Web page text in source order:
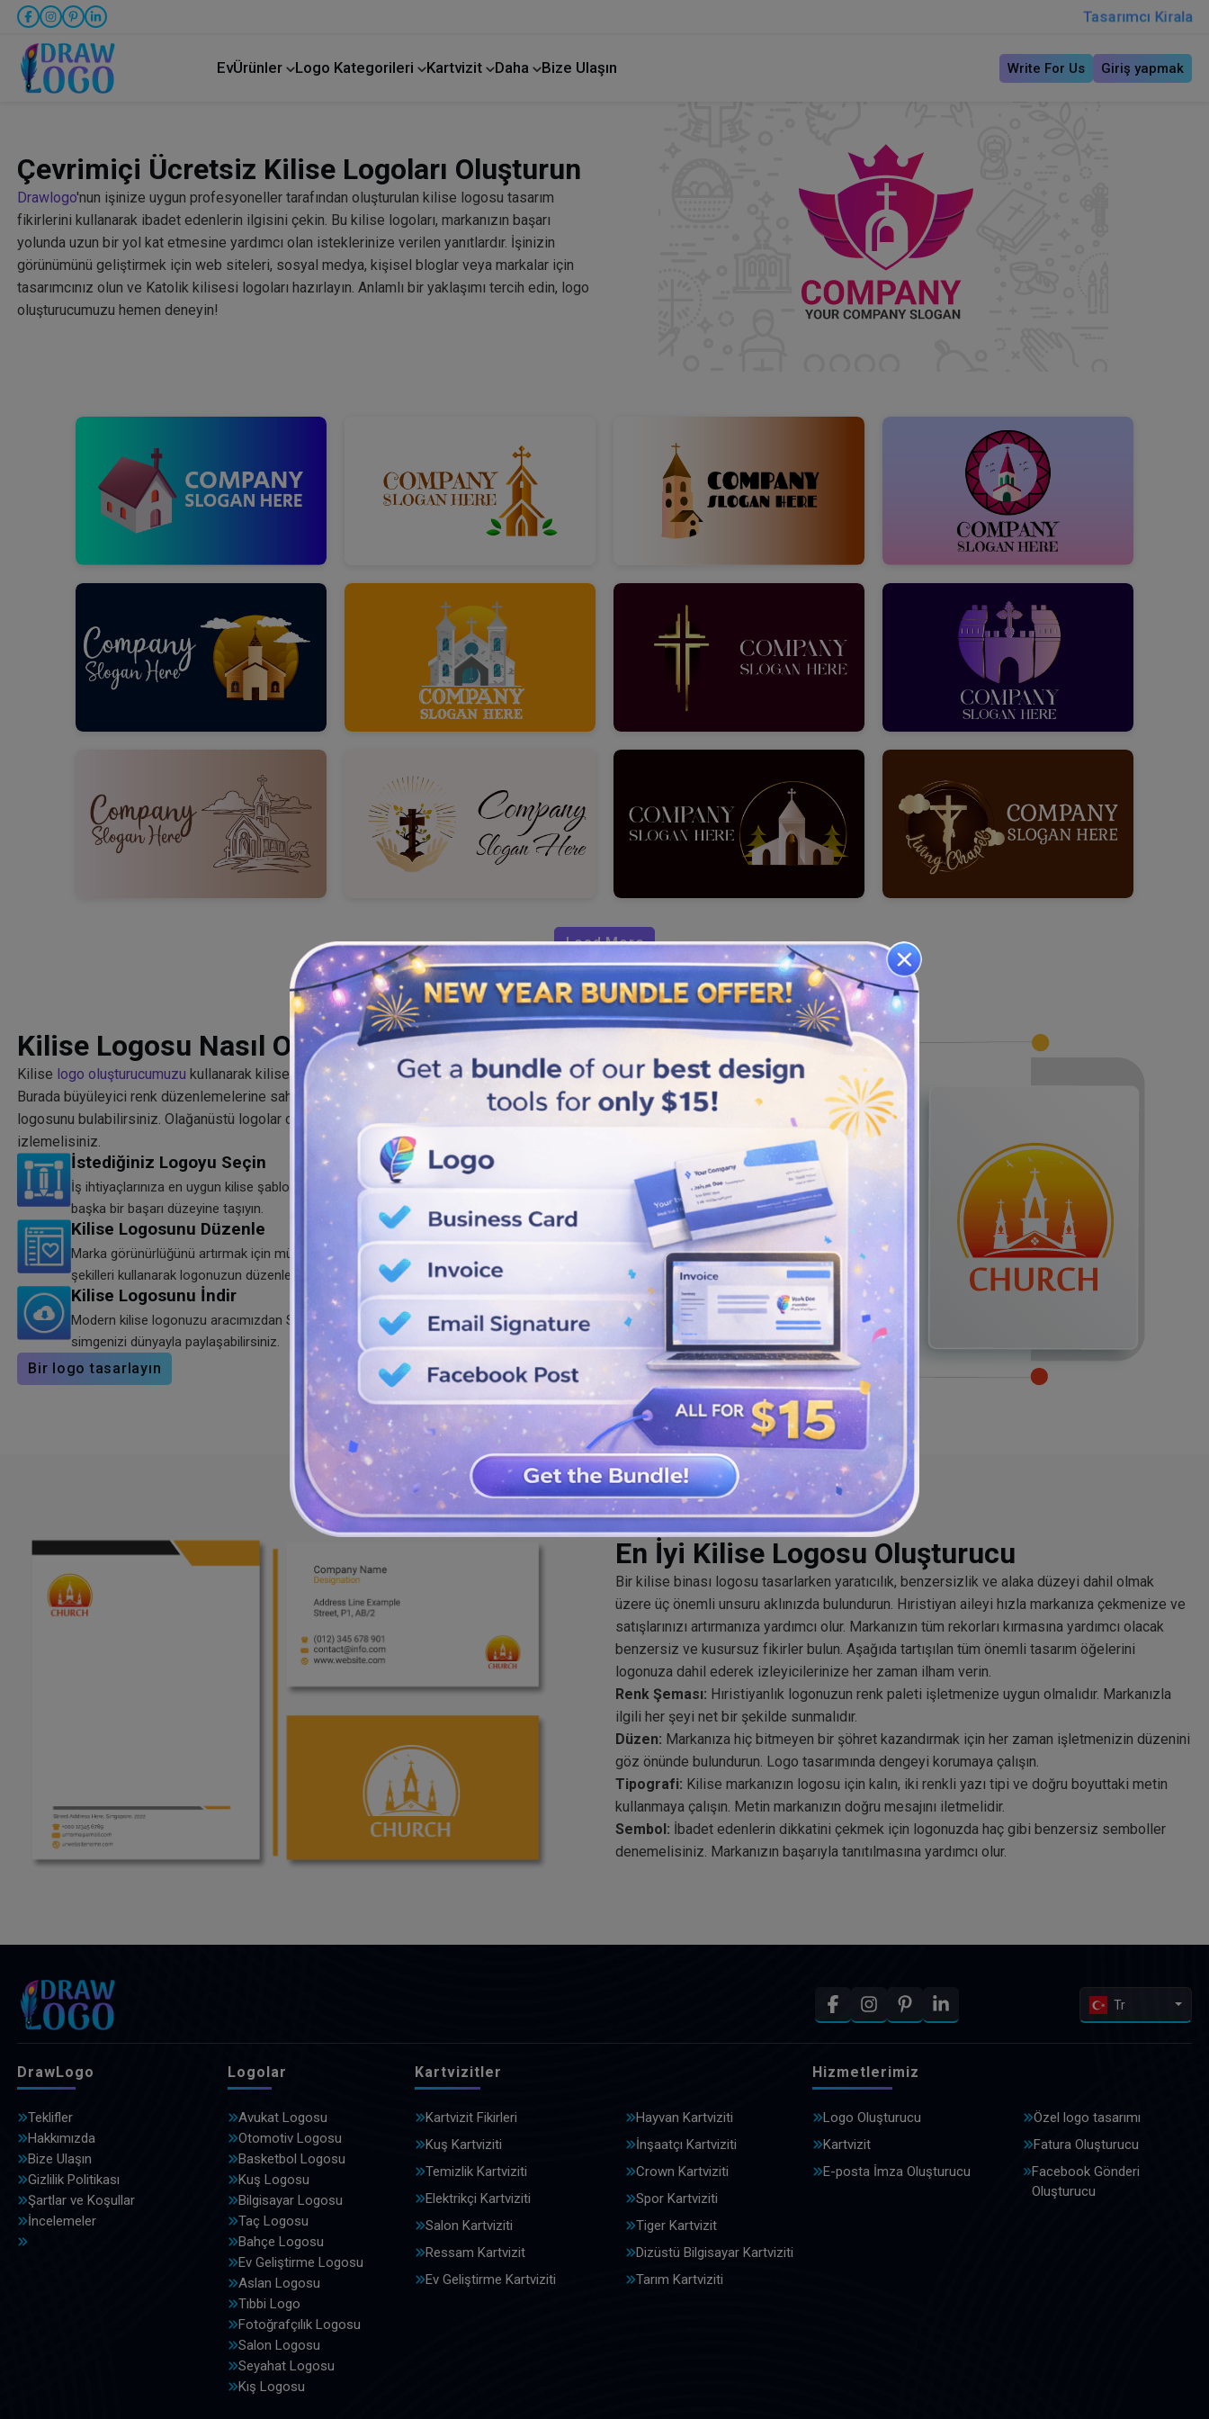
Tasarımcı Kirala
EvÜrünler Logo Kategorileri Kartvizit Daha Bize Ulaşın Write For Us Giriş yapmak
Çevrimiçi Ücretsiz Kilise Logoları Oluşturun
Drawlogo'nun işinize uygun profesyoneller tarafından oluşturulan kilise logosu tasarım
fikirlerini kullanarak ibadet edenlerin ilgisini çekin. Bu kilise logoları, markanızın başarı
yolunda uzun bir yol kat etmesine yardımcı olan isteklerinize verilen yanıtlardır. İşinizin
görünümünü geliştirmek için web siteleri, sosyal medya, kişisel bloglar veya markalar için
tasarımcınız olun ve Katolik kilisesi logoları hazırlayın. Anlamlı bir yaklaşımı tercih edin, logo
oluşturucumuzu hemen deneyin!
Load More
Kilise Logosu Nasıl Oluşturulur?
Kilise logo oluşturucumuzu kullanarak kilisenizi daha çarpıcı ve büyüleyici hale getirin.
Burada büyüleyici renk düzenlemelerine sahip çarpıcı ve yenilikçi bir Hıristiyan kilisesi
logosunu bulabilirsiniz. Olağanüstü logolar oluşturmak için aşağıda özetlenen üç temel adımı
izlemelisiniz.
İstediğiniz Logoyu Seçin
İş ihtiyaçlarınıza en uygun kilise şablonuna sahip logoyu seçin ve zorlukları yenerek onu
başka bir başarı düzeyine taşıyın.
Kilise Logosunu Düzenle
Marka görünürlüğünü artırmak için mükemmel renk paletini, sembolleri, simgeleri ve
şekilleri kullanarak logonuzun düzenleme sürecini başlatın.
Kilise Logosunu İndir
Modern kilise logonuzu aracımızdan SVG, PNG ve JPG formatlarında indirin. Artık markalı
simgenizi dünyayla paylaşabilirsiniz.
Bir logo tasarlayın
En İyi Kilise Logosu Oluşturucu
Bir kilise binası logosu tasarlarken yaratıcılık, benzersizlik ve alaka düzeyi dahil olmak
üzere üç önemli unsuru aklınızda bulundurun. Hıristiyan aileyi hızla markanıza çekmenize ve
satışlarınızı artırmanıza yardımcı olur. Markanızın tüm rekorları kırmasına yardımcı olacak
benzersiz ve kusursuz fikirler bulun. Aşağıda tartışılan tüm önemli tasarım öğelerini
logonuza dahil ederek izleyicilerinize her zaman ilham verin.
Renk Şeması: Hıristiyanlık logonuzun renk paleti işletmenize uygun olmalıdır. Markanızla
ilgili her şeyi net bir şekilde sunmalıdır.
Düzen: Markanıza hiç bitmeyen bir şöhret kazandırmak için her zaman işletmenizin düzenini
göz önünde bulundurun. Logo tasarımında dengeyi korumaya çalışın.
Tipografi: Kilise markanızın logosu için kalın, iki renkli yazı tipi ve doğru boyuttaki metin
kullanmaya çalışın. Metin markanızın doğru mesajını iletmelidir.
Sembol: İbadet edenlerin dikkatini çekmek için logonuzda haç gibi benzersiz semboller
denemelisiniz. Markanızın başarıyla tanıtılmasına yardımcı olur.
Tr
DrawLogo
Teklifler
Hakkımızda
Bize Ulaşın
Gizlilik Politikası
Şartlar ve Koşullar
İncelemeler
Logolar
Avukat Logosu
Otomotiv Logosu
Basketbol Logosu
Kuş Logosu
Bilgisayar Logosu
Taç Logosu
Bahçe Logosu
Ev Geliştirme Logosu
Aslan Logosu
Tıbbi Logo
Fotoğrafçılık Logosu
Salon Logosu
Seyahat Logosu
Kış Logosu
Kartvizitler
Kartvizit Fikirleri
Hayvan Kartviziti
Kuş Kartviziti
İnşaatçı Kartviziti
Temizlik Kartviziti
Crown Kartviziti
Elektrikçi Kartviziti
Spor Kartviziti
Salon Kartviziti
Tiger Kartvizit
Ressam Kartvizit
Dizüstü Bilgisayar Kartviziti
Ev Geliştirme Kartviziti
Tarım Kartviziti
Hizmetlerimiz
Logo Oluşturucu
Özel logo tasarımı
Kartvizit
Fatura Oluşturucu
E-posta İmza Oluşturucu
Facebook Gönderi
Oluşturucu